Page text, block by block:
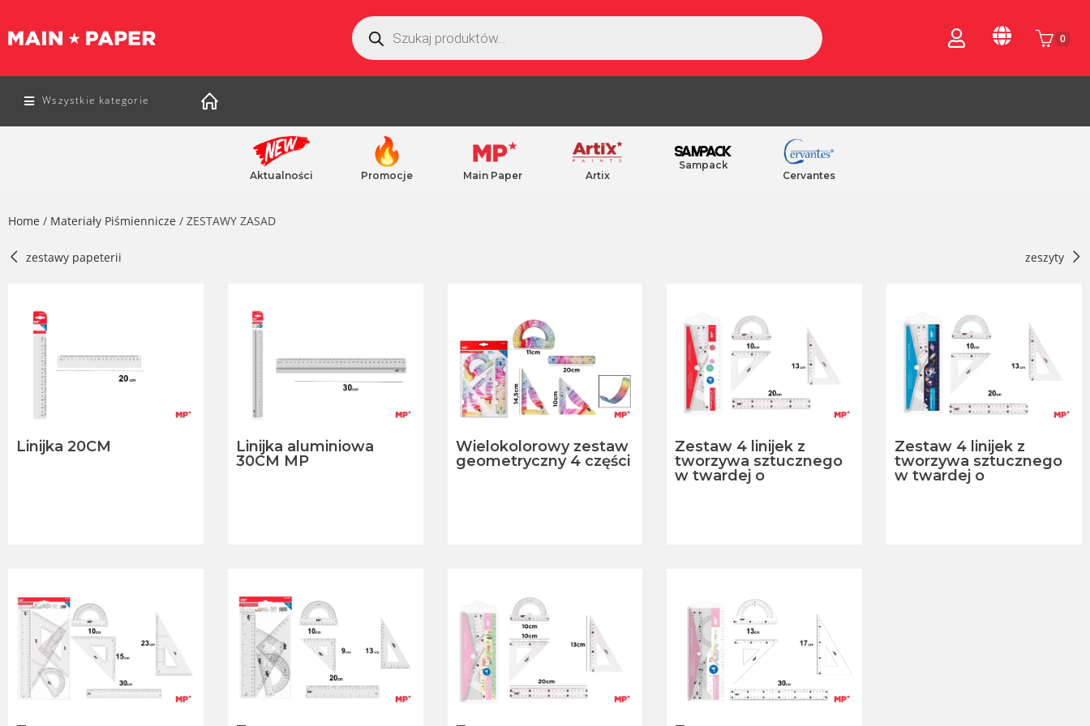
0
Wszystkie kategorie
Aktualności Promocje Main Paper Artix
Sampack
Cervantes
Home / Materiały Piśmiennicze / ZESTAWY ZASAD
zestawy papeterii zeszyty
Linijka 20CM
Linijka aluminiowa
30CM MP
Wielokolorowy zestaw
geometryczny 4 części
Zestaw 4 linijek z
tworzywa sztucznego
w twardej o
Zestaw 4 linijek z
tworzywa sztucznego
w twardej o